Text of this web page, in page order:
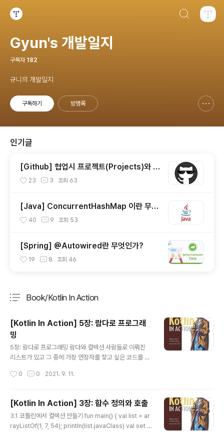
Gyun's 개발일지
구독자 182
규니의 개발일지
구독하기 방명록
인기글
[Github] 협업시 프로젝트(Projects)와 이
슈(Issue) 사용하기
23 3 조회 63
[Java] ConcurrentHashMap 이란 무엇
일까?
40 9 조회 53
[Spring] @Autowired란 무엇인가?
19 8 조회 46
Book/Kotlin In Action
[Kotlin In Action] 5장: 람다로 프로그래
밍
5장: 람다로 프로그래밍 람다와 컬렉션 사람들로 이뤄진
리스트가 있고 그 중에 가장 연장자를 찾고 싶은 코드를 작
g, val age: Int) fun findTheOldest(people: List) {
r (person in people) { if (person.age > maxAge)
{ maxAge = person.age theOldest = person } }
println(theOldest) } fun main() { findTheOldest(li
stOf(Person("Alice", 29), Person("Bob", 31))) } 위
0 0 2021. 9. 11.
[Kotlin In Action] 3장: 함수 정의와 호출
3.1 코틀린에서 컬렉션 만들기 fun main() { val list = ar
rayListOf(1, 7, 54); println(list.javaClass) val set =